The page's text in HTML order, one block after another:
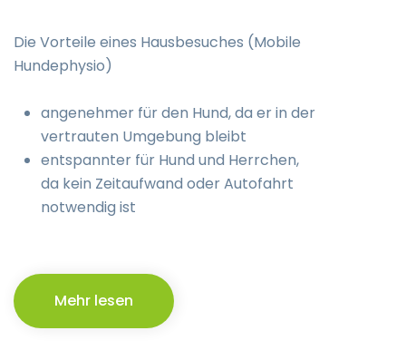
Die Vorteile eines Hausbesuches (Mobile
Hundephysio)
angenehmer für den Hund, da er in der
vertrauten Umgebung bleibt
entspannter für Hund und Herrchen,
da kein Zeitaufwand oder Autofahrt
notwendig ist
Mehr lesen